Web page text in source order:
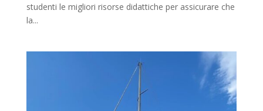
studenti le migliori risorse didattiche per assicurare che
la...